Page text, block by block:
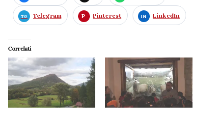
Telegram Pinterest LinkedIn
Correlati